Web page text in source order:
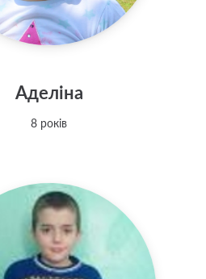
Аделіна
8 років